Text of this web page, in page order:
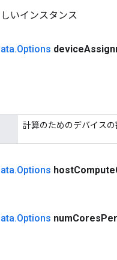
いインスタンス
.Options device
計算のためのデバイス
.Options hostCompute
.Options numCoresPer